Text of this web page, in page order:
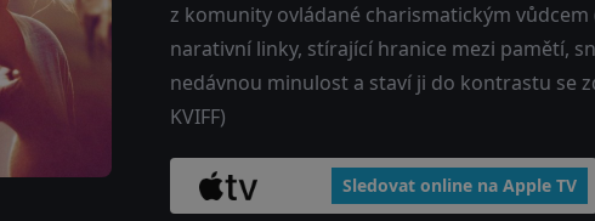
z komunity ovládané charismatickým
narativní linky, stírající hranice mezi pamětí,
nedávnou minulost a staví ji do kontrastu se
KVIFF)
Sledovat online na Apple TV